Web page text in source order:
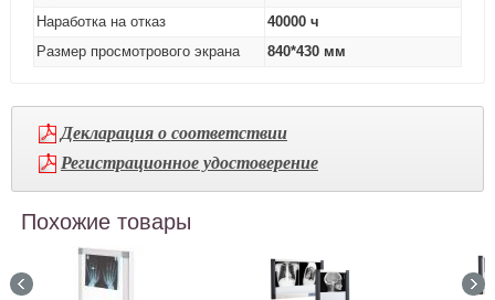
Наработка на отказ
40000 ч
Размер просмотрового экрана
840*430 мм
Декларация о соответствии
Регистрационное удостоверение
Похожие товары